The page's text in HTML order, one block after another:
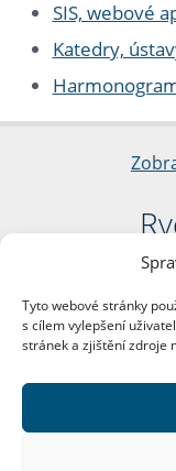
Tyto webové stránky
s cílem vylepšení
stránek a zjištění zdroje
SIS, webové
Katedry,